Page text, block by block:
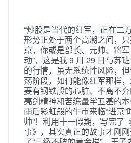
“炒股是当代的红军，正在二
形势正处于两个高潮之间，
京，你或是部长、元帅、将
动”，这是我 9 月 29 日与苏
的行情，虽无系统性风险，
荡阶段，如何能像红军那样
要有钢铁般的心脏、不离不
亮剑精神和苦练量学五基的
雨后彩虹般的牛市来临“进京
帅”！利用十一假期，写完了
事》，其实真正的故事才刚